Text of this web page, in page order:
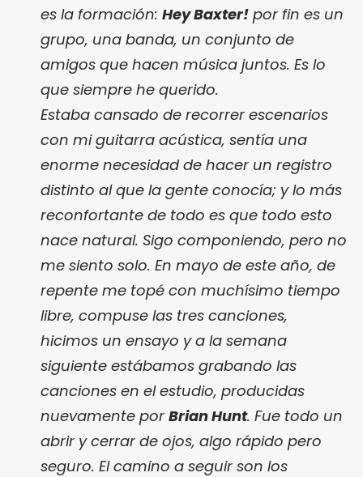
es la formación: Hey Baxter! por fin es un
grupo, una banda, un conjunto de
amigos que hacen música juntos. Es lo
que siempre he querido.
Estaba cansado de recorrer escenarios
con mi guitarra acústica, sentía una
enorme necesidad de hacer un registro
distinto al que la gente conocía; y lo más
reconfortante de todo es que todo esto
nace natural. Sigo componiendo, pero no
me siento solo. En mayo de este año, de
repente me topé con muchísimo tiempo
libre, compuse las tres canciones,
hicimos un ensayo y a la semana
siguiente estábamos grabando las
canciones en el estudio, producidas
nuevamente por Brian Hunt. Fue todo un
abrir y cerrar de ojos, algo rápido pero
seguro. El camino a seguir son los